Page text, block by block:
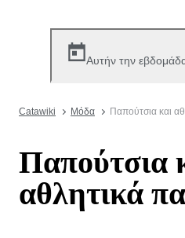
Αυτήν την
Catawiki Μόδα Παπούτσια και
Παπούτσια
αθλητικά